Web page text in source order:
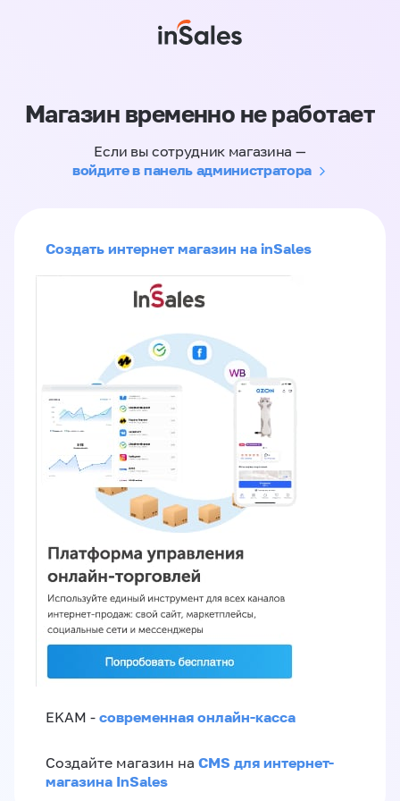
Магазин временно не работает
Если вы сотрудник магазина —
войдите в панель администратора
Создать интернет магазин на inSales
EKAM - современная онлайн-касса
Создайте магазин на CMS для интернет-
магазина InSales